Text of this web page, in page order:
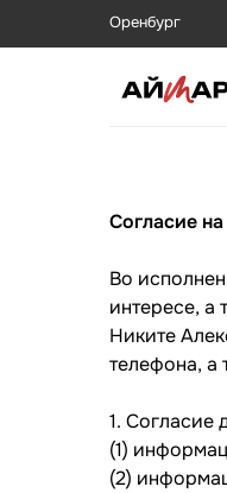
Оренбург
Согласие
Во
интересе, а
Никите
телефона, а
1. Согласие
(1)
(2)